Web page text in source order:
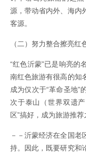
源，带动省内外、海内
客源。
（二）努力整合擦亮红
“红色沂蒙”已是响亮的
南红色旅游有很高的知
成为仅次于“革命圣地”
次于泰山（世界双遗
区”搞好，成为旅游推
－－沂蒙经济在全国老
持。因此，既要研究和